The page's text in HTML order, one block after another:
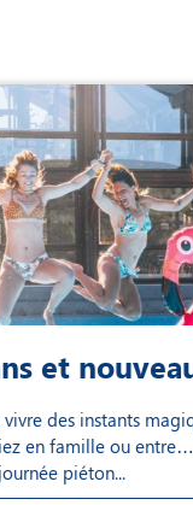
et
des instants
en famille ou
piéton...